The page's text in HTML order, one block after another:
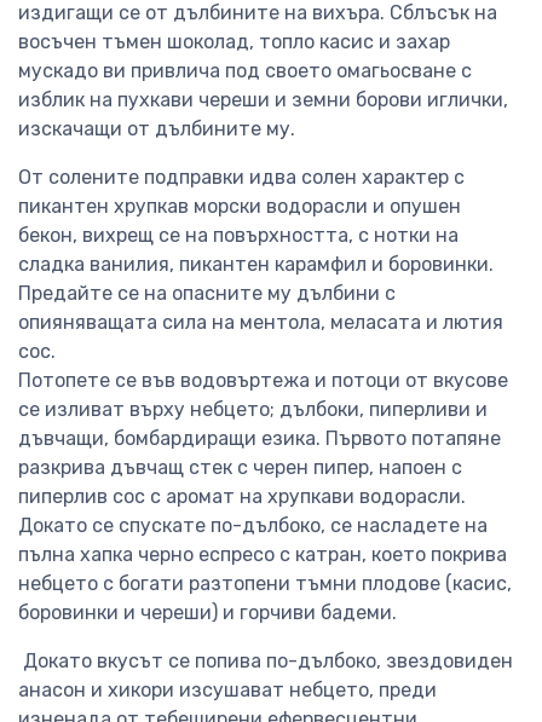
издигащи се от дълбините на вихъра. Сблъсък на
восъчен тъмен шоколад, топло касис и захар
мускадо ви привлича под своето омагьосване с
изблик на пухкави череши и земни борови иглички,
изскачащи от дълбините му.
От солените подправки идва солен характер с
пикантен хрупкав морски водорасли и опушен
бекон, вихрещ се на повърхността, с нотки на
сладка ванилия, пикантен карамфил и боровинки.
Предайте се на опасните му дълбини с
опияняващата сила на ментола, меласата и лютия
сос.
Потопете се във водовъртежа и потоци от вкусове
се изливат върху небцето; дълбоки, пиперливи и
дъвчащи, бомбардиращи езика. Първото потапяне
разкрива дъвчащ стек с черен пипер, напоен с
пиперлив сос с аромат на хрупкави водорасли.
Докато се спускате по-дълбоко, се насладете на
пълна хапка черно еспресо с катран, което покрива
небцето с богати разтопени тъмни плодове (касис,
боровинки и череши) и горчиви бадеми.
Докато вкусът се попива по-дълбоко, звездовиден
анасон и хикори изсушават небцето, преди